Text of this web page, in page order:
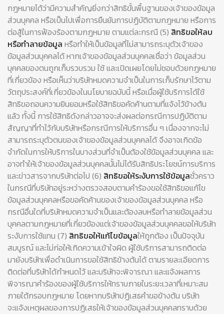
กฎหมายได้ว่ามีความสำคัญยิ่งกว่าสิทธิขั้นพื้นฐานของเจ้าของข้อมูล
ส่วนบุคคล หรือเป็นไปเพื่อการยืนยันการปฏิบัติตามกฎหมาย หรือการ
ต่อสู้ในการฟ้องร้องตามกฎหมาย ตามแต่ละกรณี (5) สิทธิขอให้ลบ
หรือทำลายข้อมูล หรือทำให้เป็นข้อมูลที่ไม่สามารถระบุตัวเจ้าของ
ข้อมูลส่วนบุคคลได้ หากเจ้าของข้อมูลส่วนบุคคลเชื่อว่า ข้อมูลส่วน
บุคคลของตนถูกเก็บรวบรวม ใช้ และเปิดเผยโดยไม่ชอบด้วยกฎหมาย
ที่เกี่ยวข้อง หรือเห็นว่าบริษัทหมดความจำเป็นในการเก็บรักษาไว้ตาม
วัตถุประสงค์ที่เกี่ยวข้องในนโยบายฉบับนี้ หรือเมื่อผู้ใช้บริการได้ใช้
สิทธิขอถอนความยินยอมหรือใช้สิทธิขอคัดค้านตามที่แจ้งไว้ข้างต้น
แล้ว ทั้งนี้ การใช้สิทธิดังกล่าวอาจจะส่งผลต่อกรณีการปฏิบัติตาม
สัญญาที่ทำไว้กับบริษัทหรือกรณีการให้บริการอื่น ๆ เนื่องจากจะไม่
สามารถระบุตัวตนของเจ้าของข้อมูลส่วนบุคคลได้ จึงอาจเกิดข้อ
จำกัดในการให้บริการในบางส่วนที่จำเป็นต้องใช้ข้อมูลส่วนบุคคล และ
อาจทำให้เจ้าของข้อมูลส่วนบุคคลนั้นไม่ได้รับสิทธิประโยชน์การบริการ
และข่าวสารจากบริษัทต่อไป (6) สิทธิขอให้ระงับการใช้ข้อมูลชั่วคราว
ในกรณีที่บริษัทอยู่ระหว่างตรวจสอบตามคำร้องขอใช้สิทธิขอแก้ไข
ข้อมูลส่วนบุคคลหรือขอคัดค้านของเจ้าของข้อมูลส่วนบุคคล หรือ
กรณีอื่นใดที่บริษัทหมดความจำเป็นและต้องลบหรือทำลายข้อมูลส่วน
บุคคลตามกฎหมายที่เกี่ยวข้องแต่เจ้าของข้อมูลส่วนบุคคลขอให้บริษัท
ระงับการใช้แทน (7) สิทธิขอให้แก้ไขข้อมูลให้ถูกต้อง เป็นปัจจุบัน
สมบูรณ์ และไม่ก่อให้เกิดความเข้าใจผิด ผู้ใช้บริการสามารถติดต่อ
มายังบริษัทเพื่อดำเนินการขอใช้สิทธิข้างต้นได้ ตามรายละเอียดการ
ติดต่อที่บริษัทได้กำหนดไว้ และบริษัทจะพิจารณา และแจ้งผลการ
พิจารณาคำร้องของผู้ใช้บริการให้ทราบภายในระยะเวลาที่เหมาะสม
ภายใต้กรอบกฎหมาย โดยหากบริษัทปฏิเสธคำขอข้างต้น บริษัท
จะแจ้งเหตุผลของการปฏิเสธให้เจ้าของข้อมูลส่วนบุคคลทราบด้วย